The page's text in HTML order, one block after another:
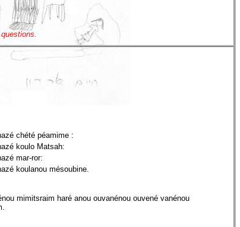
chété péamime :
koulo Matsah:
mar-ror:
koulanou mésoubine.
mimitsraim haré anou ouvanénou ouvené vanénou